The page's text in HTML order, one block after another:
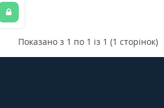
Показано з 1 по 1 із 1 (1 сторінок)